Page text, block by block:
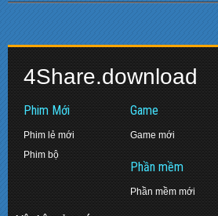
4Share.download
Phim Mới
Phim lẻ mới
Phim bộ
Game
Game mới
Phần mềm
Phần mềm mới